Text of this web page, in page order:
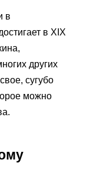
в
в XIX
других
сугубо
можно